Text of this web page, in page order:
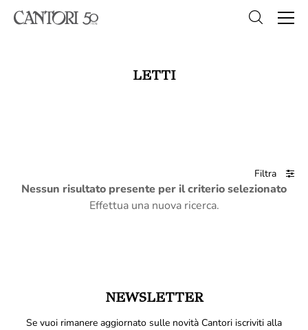
LETTI
Filtra
Nessun risultato presente per il criterio selezionato
Effettua una nuova ricerca.
NEWSLETTER
Se vuoi rimanere aggiornato sulle novità Cantori iscriviti alla